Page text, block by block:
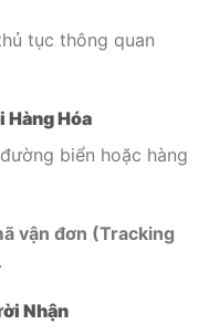
tục thông quan
Hàng Hóa
biển hoặc hàng
vận đơn (Tracking
Nhận